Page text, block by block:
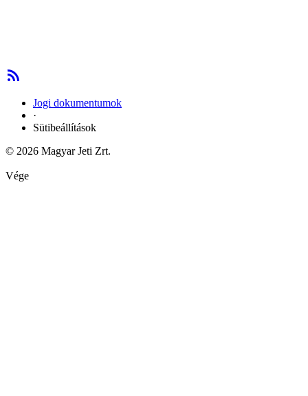
Jogi dokumentumok
·
Sütibeállítások
© 2026 Magyar Jeti Zrt.
Vége